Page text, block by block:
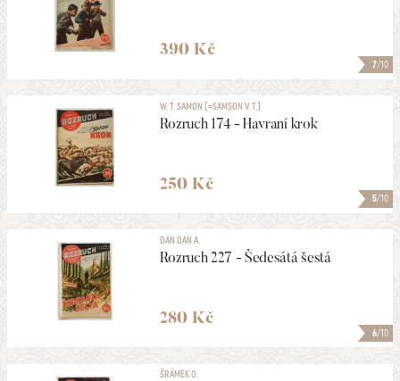
7/10
390 Kč
5/10
W. T. SAMON [=SAMSON V. T.]
Rozruch 174 - Havraní krok
250 Kč
6/10
DAN DAN A.
Rozruch 227 - Šedesátá šestá
280 Kč
ŠRÁMEK O.